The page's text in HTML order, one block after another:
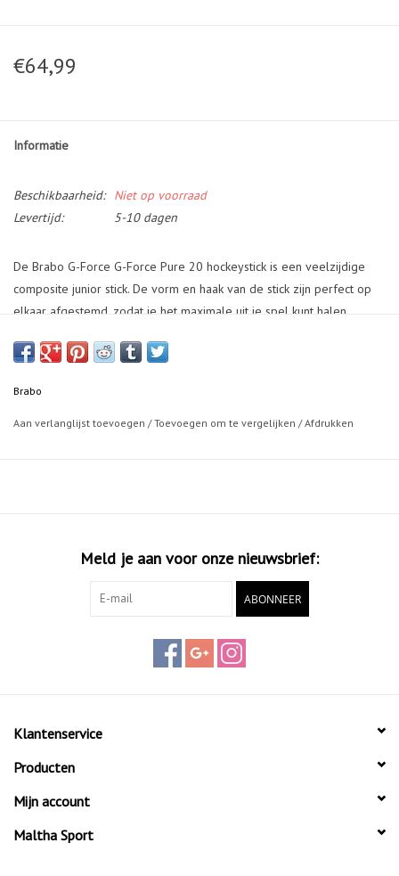
€64,99
Informatie
Beschikbaarheid:
Niet op voorraad
Levertijd:
5-10 dagen
De Brabo G-Force G-Force Pure 20 hockeystick is een veelzijdige
composite junior stick. De vorm en haak van de stick zijn perfect op
elkaar afgestemd, zodat je het maximale uit je spel kunt halen.
krachtige slag en een ideaal balgevoel. Deze stick biedt de perfecte
geven, behendig wilt dribbelen of krachtige slagen wilt maken, de
Brabo
Aan verlanglijst toevoegen /Toevoegen om te vergelijken /Afdrukken
Meld je aan voor onze nieuwsbrief:
ABONNEER
Klantenservice
Producten
Mijn account
Maltha Sport